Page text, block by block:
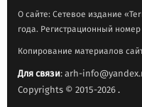
О сайте: Сетевое издание
года. Регистрационный
Копирование материалов
Для связи: arh-
Copyrights © 2015-2026.